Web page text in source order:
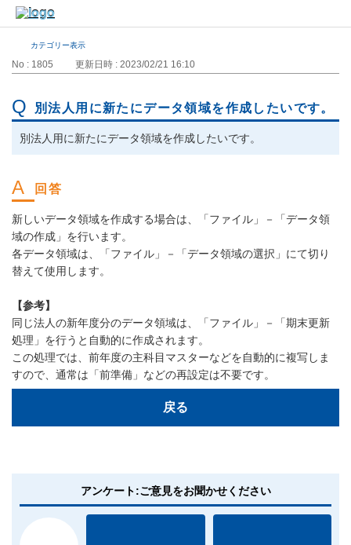
カテゴリー表示
No : 1805 更新日時 : 2023/02/21 16:10
別法人用に新たにデータ領域を作成したいです。
別法人用に新たにデータ領域を作成したいです。
新しいデータ領域を作成する場合は、「ファイル」－「データ領
域の作成」を行います。
各データ領域は、「ファイル」－「データ領域の選択」にて切り
替えて使用します。
【参考】
同じ法人の新年度分のデータ領域は、「ファイル」－「期末更新
処理」を行うと自動的に作成されます。
この処理では、前年度の主科目マスターなどを自動的に複写しま
すので、通常は「前準備」などの再設定は不要です。
戻る
アンケート:ご意見をお聞かせください